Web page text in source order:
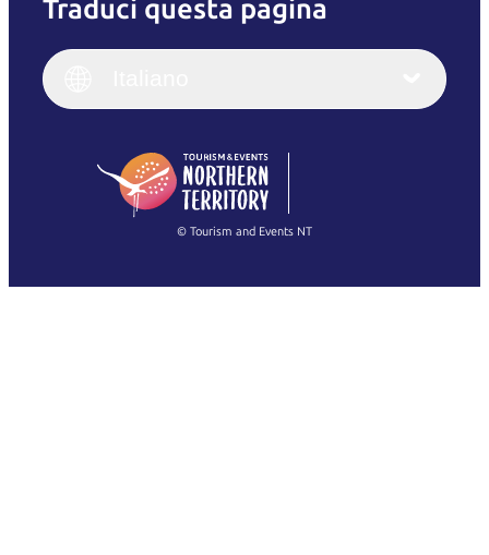
Traduci questa pagina
English
(Singapore)
Français
Italiano
繁體中文
© Tourism and Events NT